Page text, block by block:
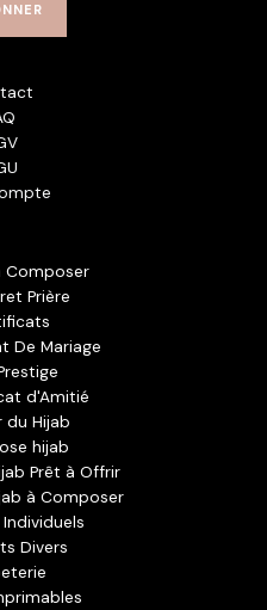
Prière
De Mariage
d'Amitié
du Hijab
hijab
Prêt à Offrir
à Composer
Divers